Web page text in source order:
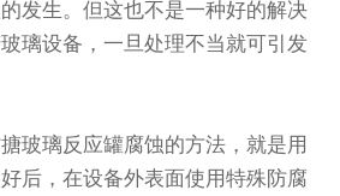
发生。但这也不是一种好的解决
璃设备，一旦处理不当就可引发
璃反应罐腐蚀的方法，就是用
后，在设备外表面使用特殊防腐